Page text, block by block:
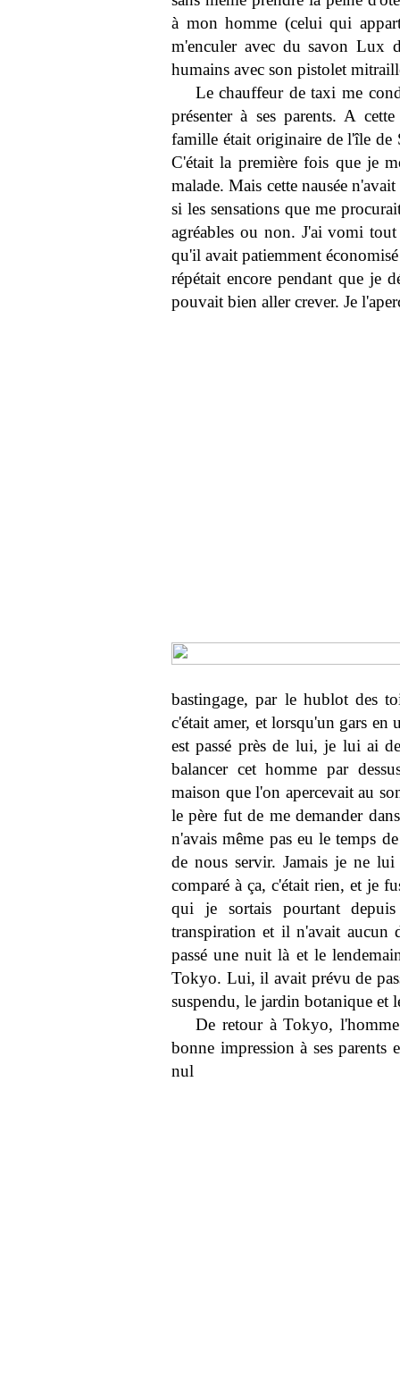
à mon homme (celui qui
m'enculer avec du savon Lux
humains avec son pistolet
Le chauffeur de taxi me
présenter à ses parents. A
famille était originaire de l'île de
C'était la première fois que je
malade. Mais cette nausée
si les sensations que me
agréables ou non. J'ai vomi
qu'il avait patiemment
répétait encore pendant que je
pouvait bien aller crever. Je
bastingage, par le hublot des
c'était amer, et lorsqu'un gars en
est passé près de lui, je lui ai
balancer cet homme par
maison que l'on apercevait au
le père fut de me demander
n'avais même pas eu le temps
de nous servir. Jamais je ne lui
comparé à ça, c'était rien, et je
qui je sortais pourtant
transpiration et il n'avait aucun
passé une nuit là et le
Tokyo. Lui, il avait prévu de
suspendu, le jardin botanique et
De retour à Tokyo,
bonne impression à ses
nul